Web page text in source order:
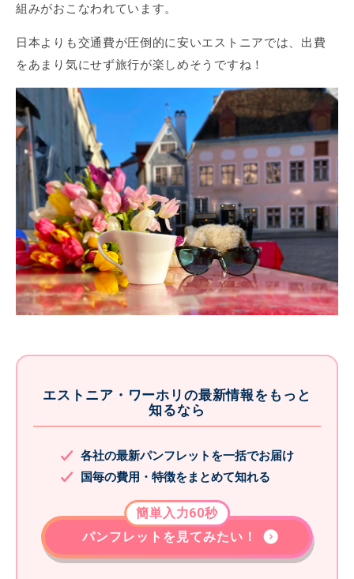
組みがおこなわれています。
日本よりも交通費が圧倒的に安いエストニアでは、出費
をあまり気にせず旅行が楽しめそうですね！
エストニア・ワーホリの最新情報をもっと
知るなら
各社の最新パンフレットを一括でお届け
国毎の費用・特徴をまとめて知れる
パンフレットを見てみたい！
簡単入力60秒